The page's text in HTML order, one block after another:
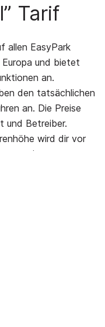
Tarif
allen EasyPark
und bietet
an.
den tatsächlichen
an. Die Preise
und Betreiber.
wird dir vor